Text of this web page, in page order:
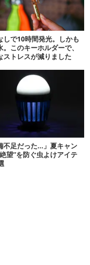
しで10時間発光。しかも
。このキーホルダーで、
ストレスが減りました
不足だった…」夏キャン
望”を防ぐ虫よけアイテ